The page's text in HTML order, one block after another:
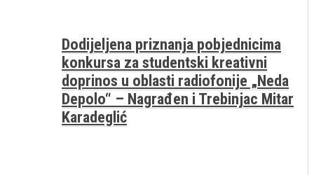
Dodijeljena priznanja pobjednicima
konkursa za studentski kreativni
doprinos u oblasti radiofonije „Neda
Depolo“ – Nagrađen i Trebinjac Mitar
Karadeglić